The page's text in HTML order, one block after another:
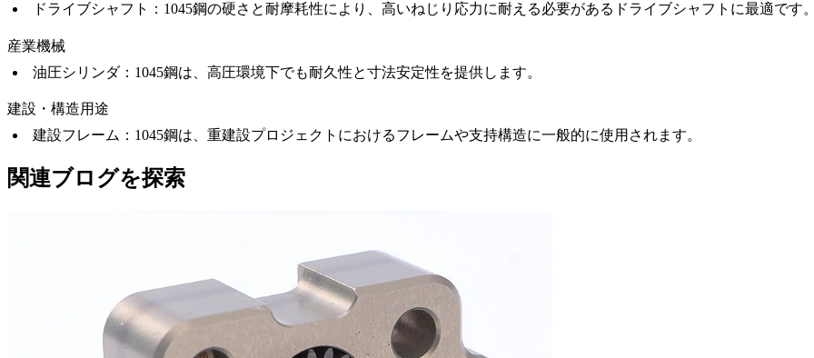
ドライブシャフト
：1045鋼の硬さと耐摩耗性により、高いねじり応力に耐える必要があるドライブシャフトに最適です。
産業機械
油圧シリンダ：1045鋼は、高圧環境下でも耐久性と寸法安定性を提供します。
建設・構造用途
建設フレーム ：1045鋼は、重建設プロジェクトにおけるフレームや支持構造に一般的に使用されます。
関連ブログを探索